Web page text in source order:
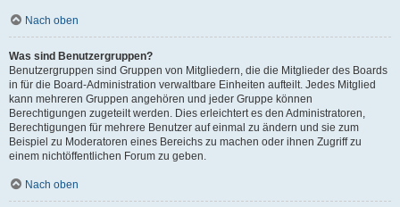
Nach oben
Was sind Benutzergruppen?
Benutzergruppen sind Gruppen von Mitgliedern, die die Mitglieder des Boards
in für die Board-Administration verwaltbare Einheiten aufteilt. Jedes Mitglied
kann mehreren Gruppen angehören und jeder Gruppe können
Berechtigungen zugeteilt werden. Dies erleichtert es den Administratoren,
Berechtigungen für mehrere Benutzer auf einmal zu ändern und sie zum
Beispiel zu Moderatoren eines Bereichs zu machen oder ihnen Zugriff zu
einem nichtöffentlichen Forum zu geben.
Nach oben